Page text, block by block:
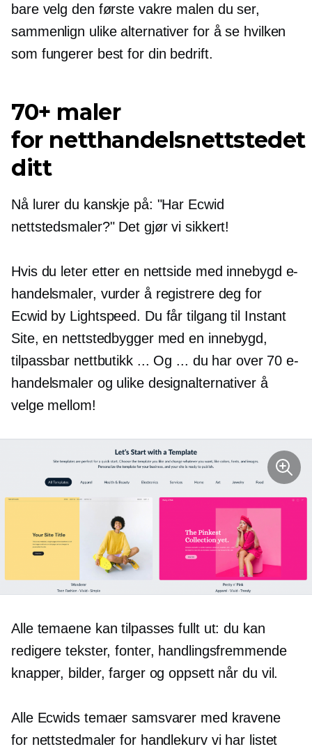
bare velg den første vakre malen du ser,
sammenlign ulike alternativer for å se hvilken
som fungerer best for din bedrift.
70+ maler
for netthandelsnettstedet
ditt
Nå lurer du kanskje på: "Har Ecwid
nettstedsmaler?" Det gjør vi sikkert!
Hvis du leter etter en nettside med innebygd e-
handelsmaler, vurder å registrere deg for
Ecwid by Lightspeed. Du får tilgang til Instant
Site, en nettstedbygger med en innebygd,
tilpassbar nettbutikk ... Og ... du har over 70 e-
handelsmaler og ulike designalternativer å
velge mellom!
Alle temaene kan tilpasses fullt ut: du kan
redigere tekster, fonter, handlingsfremmende
knapper, bilder, farger og oppsett når du vil.
Alle Ecwids temaer samsvarer med kravene
for nettstedmaler for handlekurv vi har listet